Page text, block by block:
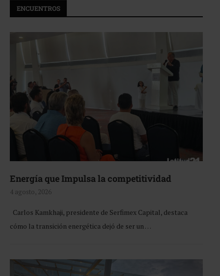
ENCUENTROS
Energía que Impulsa la competitividad
4 agosto, 2026
Carlos Kamkhaji, presidente de Serfimex Capital, destaca
cómo la transición energética dejó de ser un …